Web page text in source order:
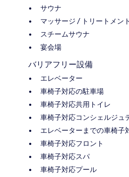
サウナ
マッサージ / トリートメン
スチームサウナ
宴会場
バリアフリー設備
エレベーター
車椅子対応の駐車場
車椅子対応共用トイレ
車椅子対応コンシェルジュ
エレベーターまでの車椅子
車椅子対応フロント
車椅子対応スパ
車椅子対応プール